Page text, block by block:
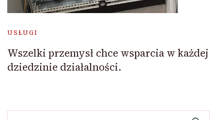
USŁUGI
Wszelki przemysł chce wsparcia w każdej
dziedzinie działalności.